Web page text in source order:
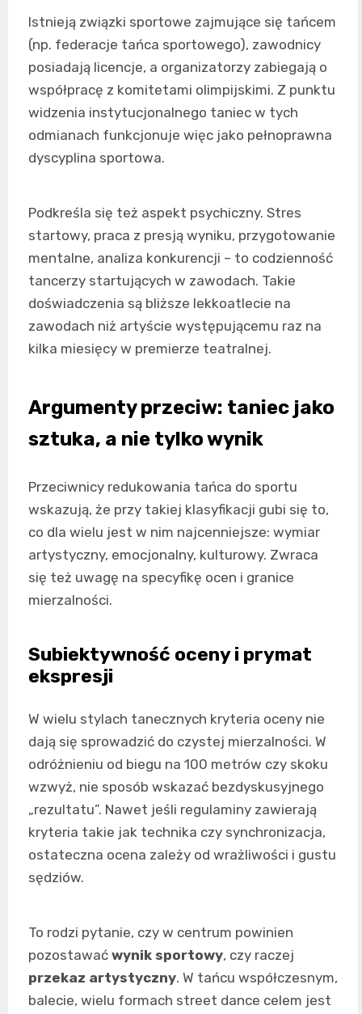
Istnieją związki sportowe zajmujące się tańcem
(np. federacje tańca sportowego), zawodnicy
posiadają licencje, a organizatorzy zabiegają o
współpracę z komitetami olimpijskimi. Z punktu
widzenia instytucjonalnego taniec w tych
odmianach funkcjonuje więc jako pełnoprawna
dyscyplina sportowa.
Podkreśla się też aspekt psychiczny. Stres
startowy, praca z presją wyniku, przygotowanie
mentalne, analiza konkurencji – to codzienność
tancerzy startujących w zawodach. Takie
doświadczenia są bliższe lekkoatlecie na
zawodach niż artyście występującemu raz na
kilka miesięcy w premierze teatralnej.
Argumenty przeciw: taniec jako
sztuka, a nie tylko wynik
Przeciwnicy redukowania tańca do sportu
wskazują, że przy takiej klasyfikacji gubi się to,
co dla wielu jest w nim najcenniejsze: wymiar
artystyczny, emocjonalny, kulturowy. Zwraca
się też uwagę na specyfikę ocen i granice
mierzalności.
Subiektywność oceny i prymat
ekspresji
W wielu stylach tanecznych kryteria oceny nie
dają się sprowadzić do czystej mierzalności. W
odróżnieniu od biegu na 100 metrów czy skoku
wzwyż, nie sposób wskazać bezdyskusyjnego
„rezultatu”. Nawet jeśli regulaminy zawierają
kryteria takie jak technika czy synchronizacja,
ostateczna ocena zależy od wrażliwości i gustu
sędziów.
To rodzi pytanie, czy w centrum powinien
pozostawać wynik sportowy, czy raczej
przekaz artystyczny. W tańcu współczesnym,
balecie, wielu formach street dance celem jest